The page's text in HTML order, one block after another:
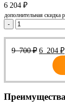
6 204 ₽
дополнительная скидка
-
9 700₽
700 ₽.
6 204 ₽